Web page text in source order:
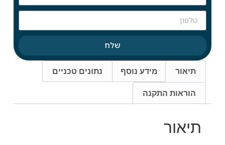
שלח
תיאור מידע נוסף נתונים טכניים
הוראות התקנה
תיאור